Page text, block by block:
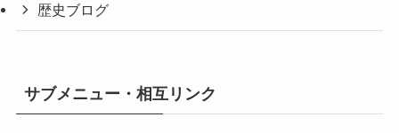
歴史ブログ
サブメニュー・相互リンク